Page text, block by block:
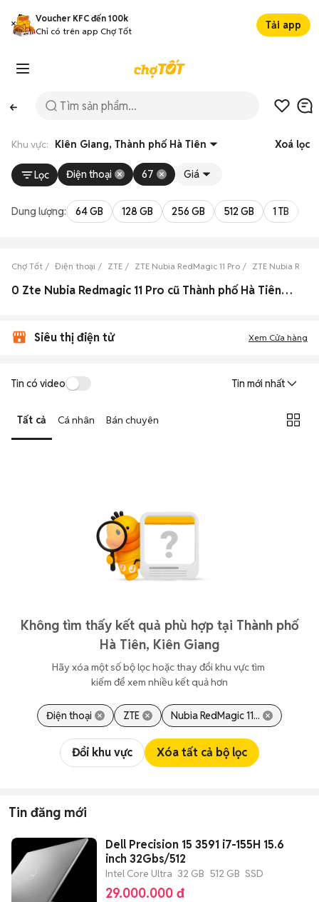
Voucher KFC đến 100k
Chỉ có trên app Chợ Tốt
Tải app
Khu vực: Kiên Giang, Thành phố Hà Tiên Xoá lọc
Lọc Điện thoại 67 Giá
Dung lượng: 64 GB 128 GB 256 GB 512 GB 1 TB
Chợ Tốt Điện thoại ZTE ZTE Nubia RedMagic 11 Pro ZTE Nubia
0 Zte Nubia Redmagic 11 Pro cũ Thành phố Hà Tiên, Kiên Giang đẹp
Siêu thị điện tử Xem Cửa hàng
Tin có video Tin mới nhất
Tất cả Cá nhân Bán chuyên
Không tìm thấy kết quả phù hợp tại Thành phố
Hà Tiên, Kiên Giang
Hãy xóa một số bộ lọc hoặc thay đổi khu vực tìm
kiếm để xem nhiều kết quả hơn
Điện thoại ZTE Nubia RedMagic 11...
Đổi khu vực Xóa tất cả bộ lọc
Tin đăng mới
Dell Precision 15 3591 i7-155H 15.6
inch 32Gbs/512
Intel Core Ultra 32 GB 512 GB SSD
29.000.000 đ